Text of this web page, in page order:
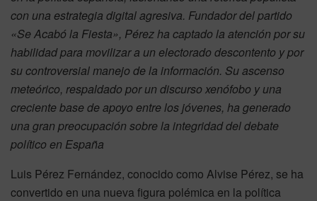
con una estrategia digital agresiva. Fundador del partido
«Se Acabó la Fiesta», Pérez ha captado la atención por su
habilidad para movilizar a un electorado descontento y por
su controversial manejo de la información. Su ascenso
meteórico, respaldado por un discurso xenófobo y una
creciente base de apoyo entre los jóvenes, ha generado
una gran preocupación sobre la integridad del debate
político en España
Luis Pérez Fernández, conocido como Alvise Pérez, se ha
convertido en una nueva figura polémica en la política